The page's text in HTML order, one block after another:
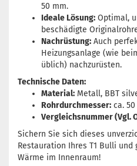
50 mm.
Ideale Lösung: Optimal,
beschädigte
Nachrüstung: Auch
Heizungsanlage (wie
üblich) nachzurüsten.
Technische Daten:
Material: Metall, BBT
Rohrdurchmesser: ca.
Vergleichsnummer (Vgl.
Sichern Sie sich dieses
Restauration Ihres T1 Bulli
Wärme im Innenraum!